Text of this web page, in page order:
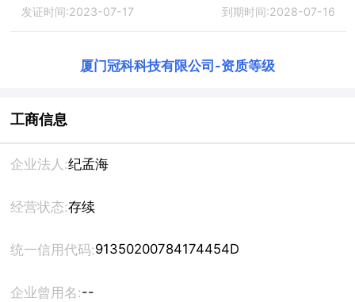
发证时间:2023-07-17 到期时间:2028-07-16
厦门冠科科技有限公司 -资质等级
工商信息
企业法人:纪孟海
经营状态:存续
统一信用代码:91350200784174454D
企业曾用名:--